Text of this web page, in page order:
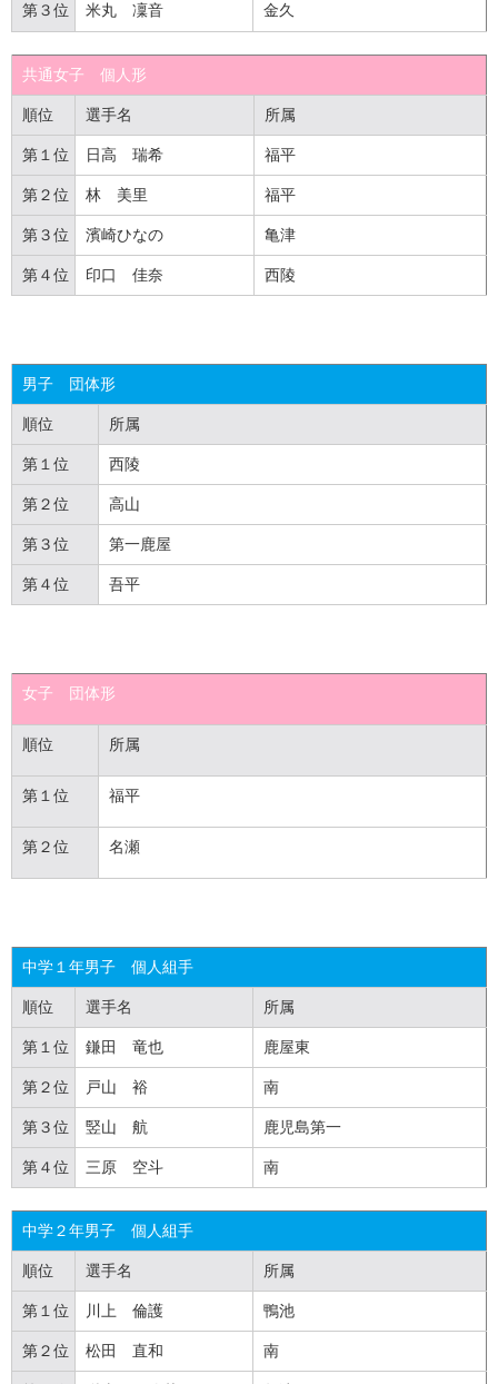
第３位 米丸 凜音 金久
共通女子 個人 形
順位 選手名 所属
第１位 日高 瑞希 福平
第２位 林 美里 福平
第３位 濱崎ひなの 亀津
第４位 印口 佳奈 西陵
男子 団体形
順位 所属
第１位 西陵
第２位 高山
第３位 第一鹿屋
第４位 吾平
女子 団体形
順位 所属
第１位 福平
第２位 名瀬
中学１年男子 個人組手
順位 選手名 所属
第１位 鎌田 竜也 鹿屋東
第２位 戸山 裕 南
第３位 竪山 航 鹿児島第一
第４位 三原 空斗 南
中学２年男子 個人組手
順位 選手名 所属
第１位 川上 倫護 鴨池
第２位 松田 直和 南